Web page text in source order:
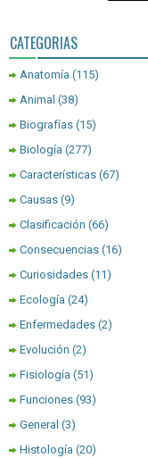
CATEGORIAS
Anatomía (115)
Animal (38)
Biografías (15)
Biología (277)
Características (67)
Causas (9)
Clasificación (66)
Consecuencias (16)
Curiosidades (11)
Ecología (24)
Enfermedades (2)
Evolución (2)
Fisiología (51)
Funciones (93)
General (3)
Histología (20)